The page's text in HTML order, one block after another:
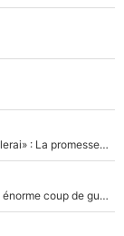
Mercato - OM - «Dès que je prends un club, je t’appellerai» : La promesse de Marcelino au moment de claquer la porte
Victime de racisme contre Murray, Kyrgios pousse un énorme coup de gueule !